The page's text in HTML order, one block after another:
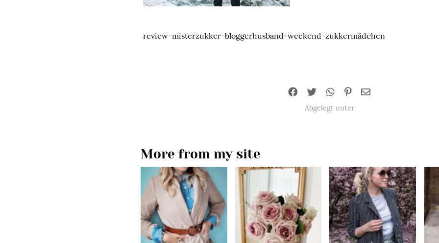
review-misterzukker-bloggerhusband-weekend-zukkermädchen
Abgelegt unter
More from my site